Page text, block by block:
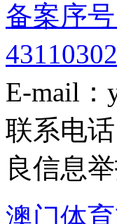
备案序
E-mail：
联系电
良信息
澳门体